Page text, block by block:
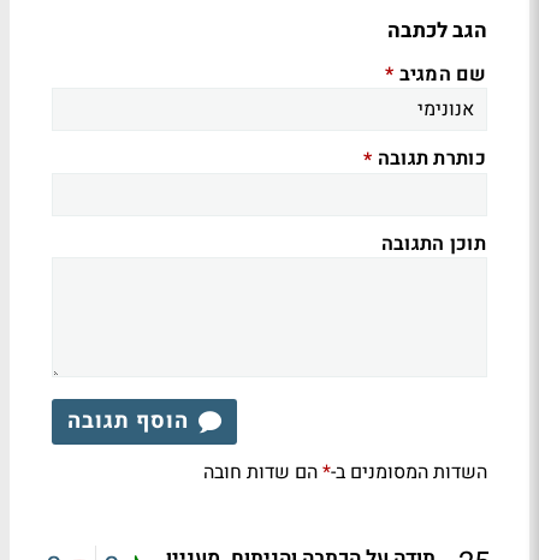
הגב לכתבה
שם המגיב *
כותרת תגובה *
תוכן התגובה
הוסף תגובה
השדות המסומנים ב-*הם שדות חובה